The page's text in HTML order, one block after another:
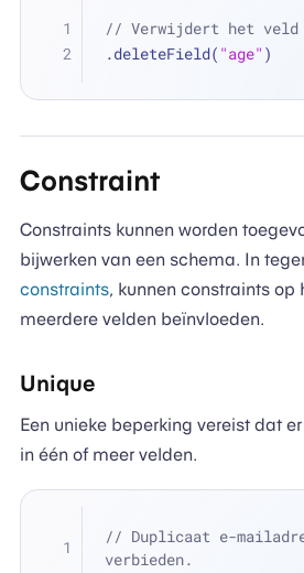
// Verwijdert het
.deleteField( "age" )
Constraint
Constraints kunnen worden
bijwerken van een schema. In
constraints, kunnen constraints op
meerdere velden beïnvloeden.
Unique
Een unieke beperking vereist dat
in één of meer velden.
// Duplicaat e-
verbieden.